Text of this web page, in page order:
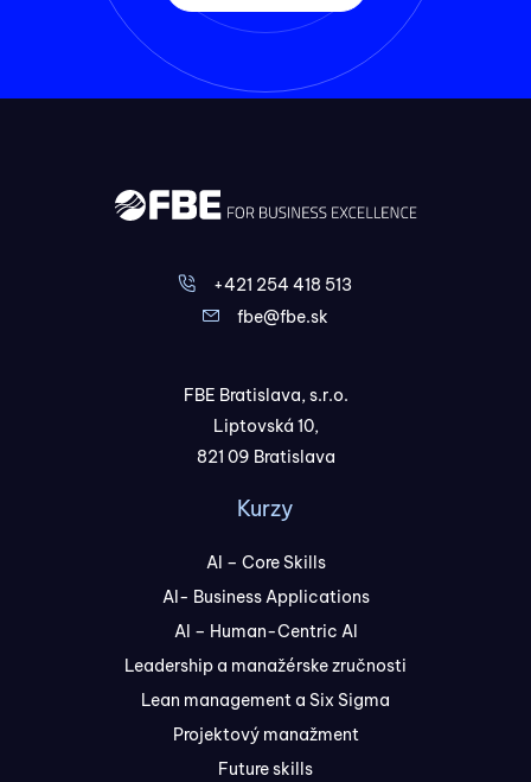
+421 254 418 513
fbe@fbe.sk
FBE Bratislava, s.r.o.
Liptovská 10,
821 09 Bratislava
Kurzy
AI – Core Skills
AI- Business Applications
AI – Human-Centric AI
Leadership a manažérske zručnosti
Lean management a Six Sigma
Projektový manažment
Future skills